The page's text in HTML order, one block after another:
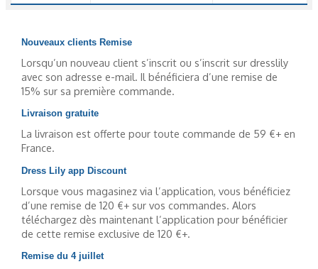
Nouveaux clients Remise
Lorsqu’un nouveau client s’inscrit ou s’inscrit sur dresslily
avec son adresse e-mail. Il bénéficiera d’une remise de
15% sur sa première commande.
Livraison gratuite
La livraison est offerte pour toute commande de 59 €+ en
France.
Dress Lily app Discount
Lorsque vous magasinez via l’application, vous bénéficiez
d’une remise de 120 €+ sur vos commandes. Alors
téléchargez dès maintenant l’application pour bénéficier
de cette remise exclusive de 120 €+.
Remise du 4 juillet